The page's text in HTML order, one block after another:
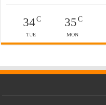
35C
MON
34C
TUE